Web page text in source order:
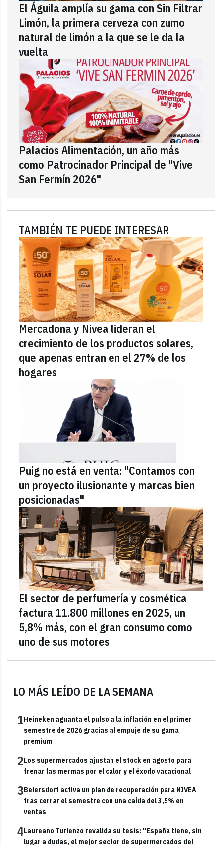
LO MÁS LEÍDO DE LA SEMANA
1Heineken aguanta el pulso a la inflación en el primer
semestre de 2026 gracias al empuje de su gama
premium
2Los supermercados ajustan el stock en agosto para
frenar las mermas por el calor y el éxodo vacacional
3Beiersdorf activa un plan de recuperación para NIVEA
tras cerrar el semestre con una caída del 3,5% en
ventas
4Laureano Turienzo revalida su tesis: "España tiene, sin
lugar a dudas, el mejor sector de supermercados del
El Águila amplía su gama con Sin Filtrar
Limón, la primera cerveza con zumo
natural de limón a la que se le da la
vuelta
Palacios Alimentación, un año más
como Patrocinador Principal de "Vive
San Fermín 2026"
TAMBIÉN TE PUEDE INTERESAR
Mercadona y Nivea lideran el
crecimiento de los productos solares,
que apenas entran en el 27% de los
hogares
Puig no está en venta: "Contamos con
un proyecto ilusionante y marcas bien
posicionadas"
El sector de perfumería y cosmética
factura 11.800 millones en 2025, un
5,8% más, con el gran consumo como
uno de sus motores